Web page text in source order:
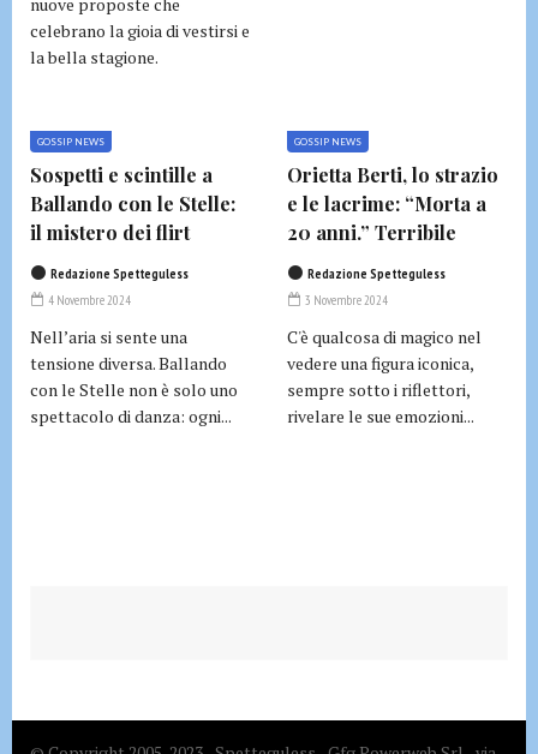
celebrano la gioia di vestirsi e
la bella stagione.
GOSSIP NEWS
Sospetti e scintille a
Ballando con le Stelle:
il mistero dei flirt
Redazione Spetteguless
4 Novembre 2024
Nell’aria si sente una
tensione diversa. Ballando
con le Stelle non è solo uno
spettacolo di danza: ogni...
GOSSIP NEWS
Orietta Berti, lo strazio
e le lacrime: “Morta a
20 anni.” Terribile
Redazione Spetteguless
3 Novembre 2024
C'è qualcosa di magico nel
vedere una figura iconica,
sempre sotto i riflettori,
rivelare le sue emozioni...